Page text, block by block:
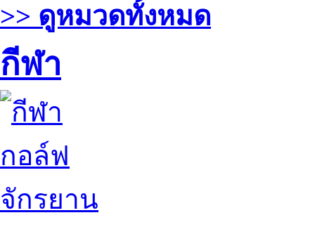
>> ดูหมวดทั้งหมด
กีฬา
กอล์ฟ
จักรยาน